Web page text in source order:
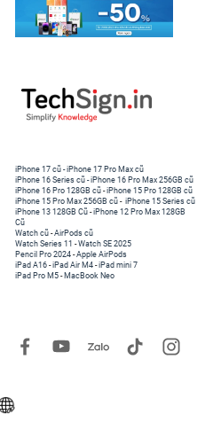
iPhone 17 cũ -iPhone 17 Pro Max cũ
iPhone 16 Series cũ - iPhone 16 Pro Max 256GB cũ
iPhone 16 Pro 128GB cũ -iPhone 15 Pro 128GB cũ
iPhone 15 Pro Max 256GB cũ - iPhone 15 Series cũ
iPhone 13 128GB Cũ -iPhone 12 Pro Max 128GB
Cũ
Watch cũ -AirPods cũ
Watch Series 11 -Watch SE 2025
Pencil Pro 2024 -Apple AirPods
iPad A16 -iPad Air M4 -iPad mini 7
iPad Pro M5 - MacBook Neo